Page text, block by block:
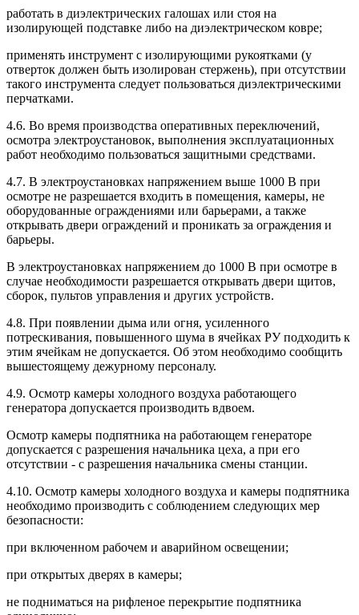
работать в диэлектрических галошах или стоя на
изолирующей подставке либо на диэлектрическом ковре;
применять инструмент с изолирующими рукоятками (у
отверток должен быть изолирован стержень), при отсутствии
такого инструмента следует пользоваться диэлектрическими
перчатками.
4.6. Во время производства оперативных переключений,
осмотра электроустановок, выполнения эксплуатационных
работ необходимо пользоваться защитными средствами.
4.7. В электроустановках напряжением выше 1000 В при
осмотре не разрешается входить в помещения, камеры, не
оборудованные ограждениями или барьерами, а также
открывать двери ограждений и проникать за ограждения и
барьеры.
В электроустановках напряжением до 1000 В при осмотре в
случае необходимости разрешается открывать двери щитов,
сборок, пультов управления и других устройств.
4.8. При появлении дыма или огня, усиленного
потрескивания, повышенного шума в ячейках РУ подходить к
этим ячейкам не допускается. Об этом необходимо сообщить
вышестоящему дежурному персоналу.
4.9. Осмотр камеры холодного воздуха работающего
генератора допускается производить вдвоем.
Осмотр камеры подпятника на работающем генераторе
допускается с разрешения начальника цеха, а при его
отсутствии - с разрешения начальника смены станции.
4.10. Осмотр камеры холодного воздуха и камеры подпятника
необходимо производить с соблюдением следующих мер
безопасности:
при включенном рабочем и аварийном освещении;
при открытых дверях в камеры;
не подниматься на рифленое перекрытие подпятника